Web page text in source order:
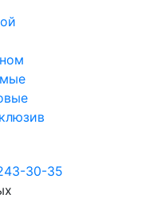
30-35